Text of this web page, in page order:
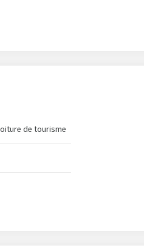
de tourisme